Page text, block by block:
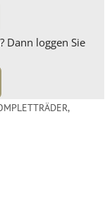
Dann loggen Sie
,